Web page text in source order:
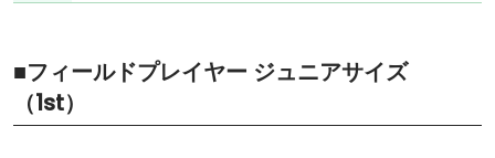
■フィールドプレイヤー ジュニアサイズ
（1st）